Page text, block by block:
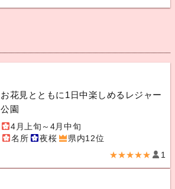
お花見とともに1日中楽しめるレジャー
公園
4月上旬～4月中旬
名所
夜桜 県内12位
★★★★★ 1